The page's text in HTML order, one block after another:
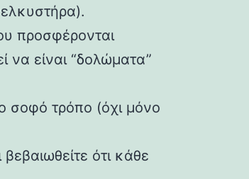
προσφέρονται
να είναι “δολώματα”
σοφό τρόπο (όχι μόνο
ότι κάθε